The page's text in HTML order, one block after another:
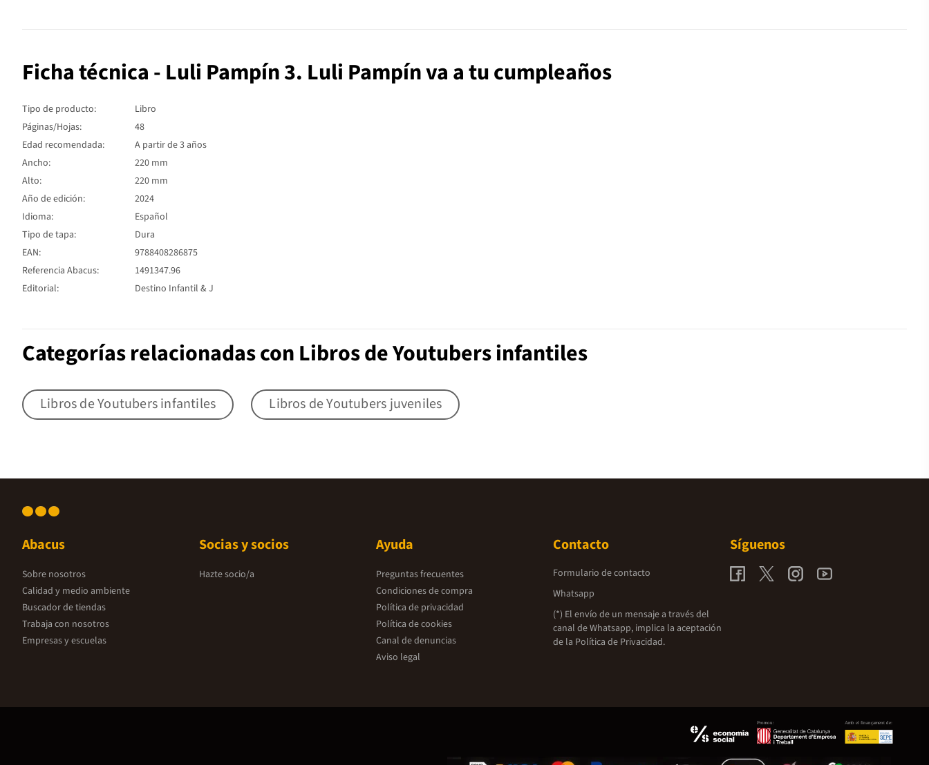
Ficha técnica - Luli Pampín 3. Luli Pampín va a tu cumpleaños
Tipo de producto:
Libro
Páginas/Hojas:
48
Edad recomendada:
A partir de 3 años
Ancho:
220 mm
Alto:
220 mm
Año de edición:
2024
Idioma:
Español
Tipo de tapa:
Dura
EAN:
9788408286875
Referencia Abacus:
1491347.96
Editorial:
Destino Infantil & J
Categorías relacionadas con Libros de Youtubers infantiles
Libros de Youtubers infantiles Libros de Youtubers juveniles
Abacus
Sobre nosotros
Calidad y medio ambiente
Buscador de tiendas
Trabaja con nosotros
Empresas y escuelas
Socias y socios
Hazte socio/a
Ayuda
Preguntas frecuentes
Condiciones de compra
Política de privacidad
Política de cookies
Canal de denuncias
Aviso legal
Contacto
Formulario de contacto
Whatsapp
(*) El envío de un mensaje a través del
canal de Whatsapp, implica la aceptación
de la Política de Privacidad.
Síguenos
Promou: Amb el finançament de: